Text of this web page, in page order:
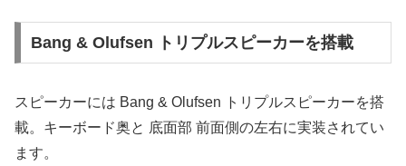
Bang & Olufsen トリプルスピーカーを搭載
スピーカーには Bang & Olufsen トリプルスピーカーを搭
載。キーボード奥と 底面部 前面側の左右に実装されてい
ます。